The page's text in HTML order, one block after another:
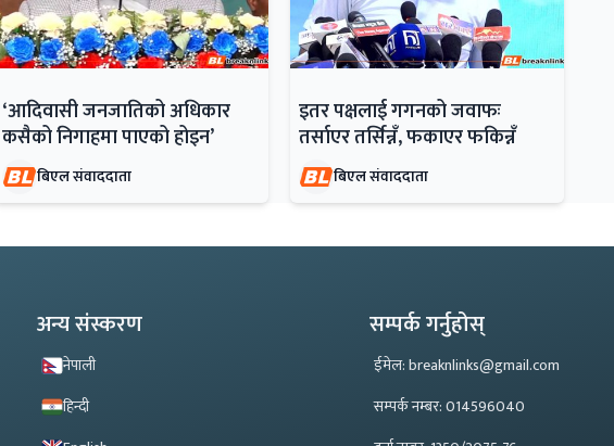
‘आदिवासी जनजातिको अधिकार
कसैको निगाहमा पाएको होइन’
बिएल संवाददाता
इतर पक्षलाई गगनको जवाफः
तर्साएर तर्सिन्नँ, फकाएर फकिन्नँ
बिएल संवाददाता
अन्य संस्करण
नेपाली
हिन्दी
सम्पर्क गर्नुहोस्
ईमेल: breaknlinks@gmail.com
सम्पर्क नम्बर: 014596040